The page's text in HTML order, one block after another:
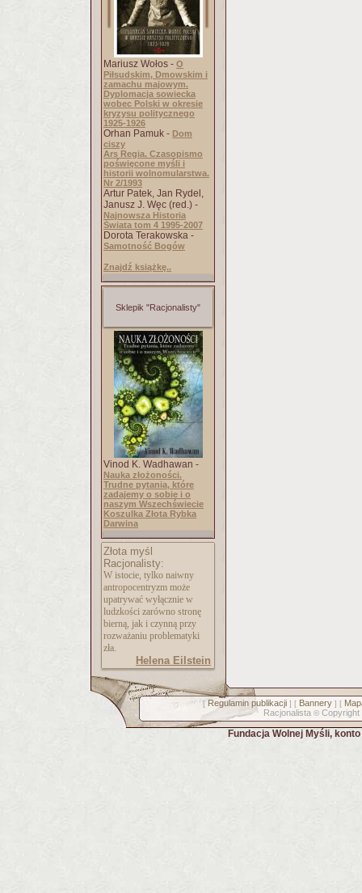
Mariusz Wołos - O
Piłsudskim, Dmowskim i
zamachu majowym.
Dyplomacja sowiecka
wobec Polski w okresie
kryzysu politycznego
1925-1926
Orhan Pamuk - Dom
ciszy
Ars Regia. Czasopismo
poświęcone myśli i
historii wolnomularstwa.
Nr 2/1993
Artur Patek, Jan Rydel,
Janusz J. Węc (red.) -
Najnowsza Historia
Świata tom 4 1995-2007
Dorota Terakowska -
Samotność Bogów
Znajdź książkę..
Sklepik "Racjonalisty"
Vinod K. Wadhawan -
Nauka złożoności.
Trudne pytania, które
zadajemy o sobie i o
naszym Wszechświecie
Koszulka Złota Rybka
Darwina
Złota myśl
Racjonalisty:
W istocie, tylko naiwny
antropocentryzm może
upatrywać wyłącznie w
ludzkości zarówno stronę
bierną, jak i czynną przy
rozważaniu problematyki
zła.
Helena Eilstein
[ Regulamin publikacji] [ Bannery] [
Racjonalista © Copyright
Fundacja Wolnej Myśli,